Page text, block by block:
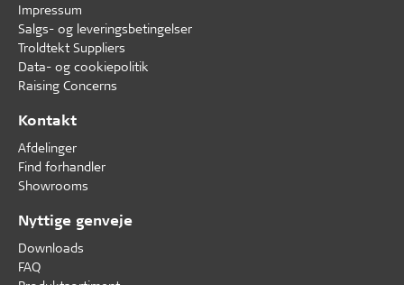
Impressum
Salgs- og leveringsbetingelser
Troldtekt Suppliers
Data- og cookiepolitik
Raising Concerns
Kontakt
Afdelinger
Find forhandler
Showrooms
Nyttige genveje
Downloads
FAQ